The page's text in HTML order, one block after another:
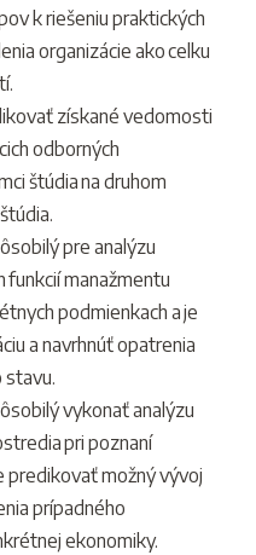
k riešeniu praktických
organizácie ako celku
získané vedomosti
odborných
štúdia na druhom
pre analýzu
manažmentu
podmienkach a je
a navrhnúť opatrenia
stavu.
vykonať analýzu
pri poznaní
predikovať možný vývoj
prípadného
ekonomiky.